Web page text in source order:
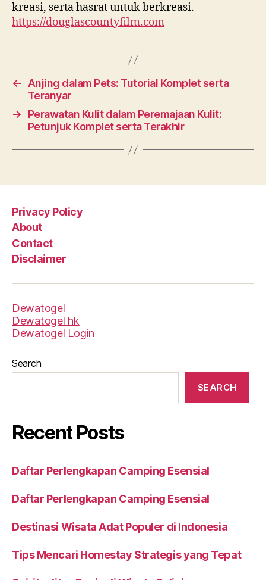
kreasi, serta hasrat untuk berkreasi.
https://douglascountyfilm.com
←
Anjing dalam Pets: Tutorial Komplet serta
Teranyar
→
Perawatan Kulit dalam Peremajaan Kulit:
Petunjuk Komplet serta Terakhir
Privacy Policy
About
Contact
Disclaimer
Dewatogel
Dewatogel hk
Dewatogel Login
Search
SEARCH
Recent Posts
Daftar Perlengkapan Camping Esensial
Daftar Perlengkapan Camping Esensial
Destinasi Wisata Adat Populer di Indonesia
Tips Mencari Homestay Strategis yang Tepat